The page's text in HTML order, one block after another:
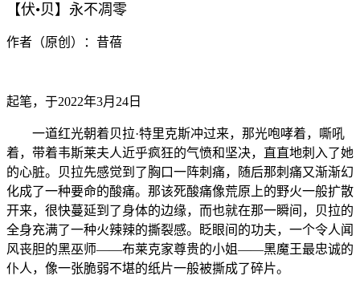
【伏•贝】永不凋零
作者（原创）：昔蓓
起笔，于2022年3月24日
一道红光朝着贝拉·特里克斯冲过来，那光咆哮着，嘶吼
着，带着韦斯莱夫人近乎疯狂的气愤和坚决，直直地刺入了她
的心脏。贝拉先感觉到了胸口一阵刺痛，随后那刺痛又渐渐幻
化成了一种要命的酸痛。那该死酸痛像荒原上的野火一般扩散
开来，很快蔓延到了身体的边缘，而也就在那一瞬间，贝拉的
全身充满了一种火辣辣的撕裂感。眨眼间的功夫，一个令人闻
风丧胆的黑巫师——布莱克家尊贵的小姐——黑魔王最忠诚的
仆人，像一张脆弱不堪的纸片一般被撕成了碎片。